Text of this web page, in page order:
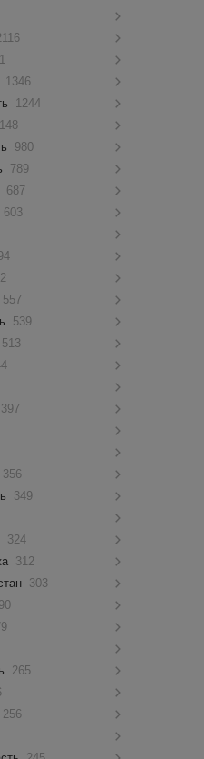
1346
1244
980
789
687
603
557
539
513
397
356
349
324
312
303
265
256